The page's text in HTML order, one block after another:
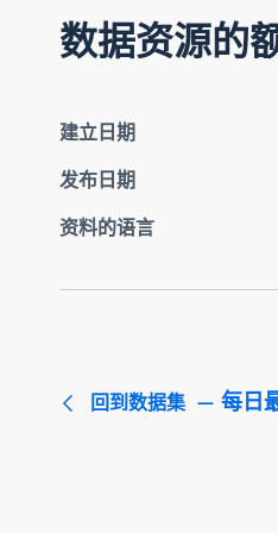
数据资源的
建立日期
发布日期
资料的语言
回到数据集 每日